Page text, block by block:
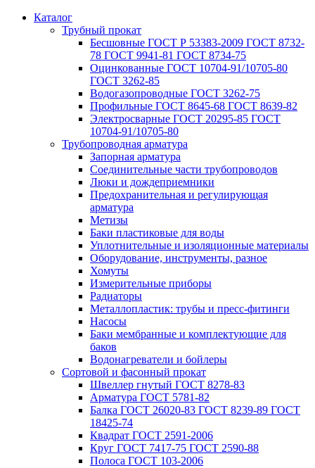
Каталог
Трубный прокат
Беcшовные ГОСТ Р 53383-2009 ГОСТ 8732-
78 ГОСТ 9941-81 ГОСТ 8734-75
Оцинкованные ГОСТ 10704-91/10705-80
ГОСТ 3262-85
Водогазопроводные ГОСТ 3262-75
Профильные ГОСТ 8645-68 ГОСТ 8639-82
Электросварные ГОСТ 20295-85 ГОСТ
10704-91/10705-80
Трубопроводная арматура
Запорная арматура
Соединительные части трубопроводов
Люки и дождеприемники
Предохранительная и регулирующая
арматура
Метизы
Баки пластиковые для воды
Уплотнительные и изоляционные материалы
Оборудование, инструменты, разное
Хомуты
Измерительные приборы
Радиаторы
Металлопластик: трубы и пресс-фитинги
Насосы
Баки мембранные и комплектующие для
баков
Водонагреватели и бойлеры
Сортовой и фасонный прокат
Швеллер гнутый ГОСТ 8278-83
Арматура ГОСТ 5781-82
Балка ГОСТ 26020-83 ГОСТ 8239-89 ГОСТ
18425-74
Квадрат ГОСТ 2591-2006
Круг ГОСТ 7417-75 ГОСТ 2590-88
Полоса ГОСТ 103-2006